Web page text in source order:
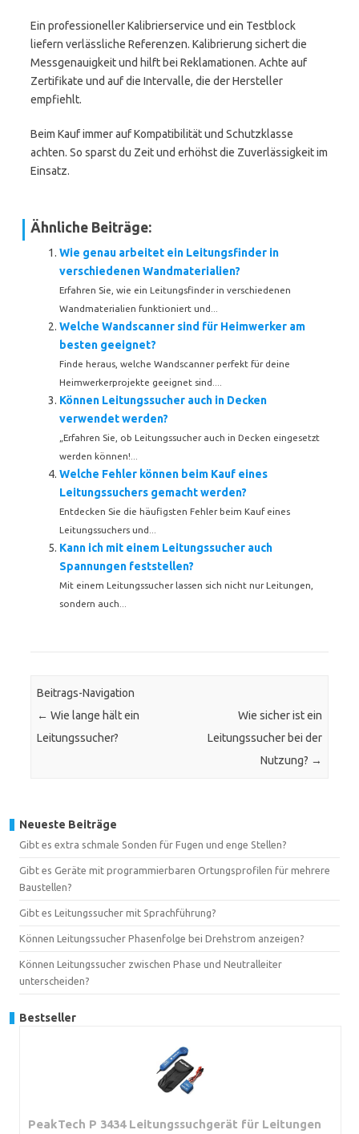
Ein professioneller Kalibrierservice und ein Testblock
liefern verlässliche Referenzen. Kalibrierung sichert die
Messgenauigkeit und hilft bei Reklamationen. Achte auf
Zertifikate und auf die Intervalle, die der Hersteller
empfiehlt.
Beim Kauf immer auf Kompatibilität und Schutzklasse
achten. So sparst du Zeit und erhöhst die Zuverlässigkeit im
Einsatz.
Ähnliche Beiträge:
Wie genau arbeitet ein Leitungsfinder in
verschiedenen Wandmaterialien?
Erfahren Sie, wie ein Leitungsfinder in verschiedenen
Wandmaterialien funktioniert und...
Welche Wandscanner sind für Heimwerker am
besten geeignet?
Finde heraus, welche Wandscanner perfekt für deine
Heimwerkerprojekte geeignet sind....
Können Leitungssucher auch in Decken
verwendet werden?
„Erfahren Sie, ob Leitungssucher auch in Decken eingesetzt
werden können!...
Welche Fehler können beim Kauf eines
Leitungssuchers gemacht werden?
Entdecken Sie die häufigsten Fehler beim Kauf eines
Leitungssuchers und...
Kann ich mit einem Leitungssucher auch
Spannungen feststellen?
Mit einem Leitungssucher lassen sich nicht nur Leitungen,
sondern auch...
Beitrags-Navigation
← Wie lange hält ein
Leitungssucher?
Wie sicher ist ein
Leitungssucher bei der
Nutzung? →
Neueste Beiträge
Gibt es extra schmale Sonden für Fugen und enge Stellen?
Gibt es Geräte mit programmierbaren Ortungsprofilen für mehrere
Baustellen?
Gibt es Leitungssucher mit Sprachführung?
Können Leitungssucher Phasenfolge bei Drehstrom anzeigen?
Können Leitungssucher zwischen Phase und Neutralleiter
unterscheiden?
Bestseller
PeakTech P 3434 Leitungssuchgerät für Leitungen